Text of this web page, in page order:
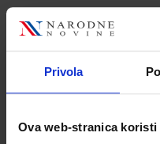
Privola
Ova web-stranica koristi
Je li internetska
Da, plaća se preko
Cijena i način dostave